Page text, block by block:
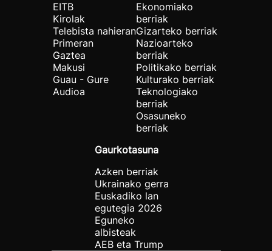
EITB
Kirolak
Telebista nahieran
Primeran
Gaztea
Makusi
Guau - Gure
Audioa
Ekonomiako
berriak
Gizarteko berriak
Nazioarteko
berriak
Politikako berriak
Kulturako berriak
Teknologiako
berriak
Osasuneko
berriak
Gaurkotasuna
Azken berriak
Ukrainako gerra
Euskadiko lan
egutegia 2026
Eguneko
albisteak
AEB eta Trump